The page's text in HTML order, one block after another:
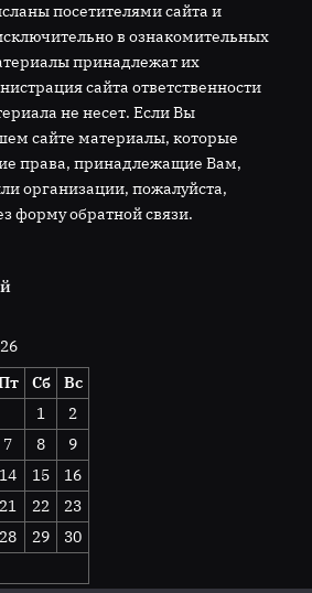
посетителями сайта и
в ознакомительных
принадлежат их
сайта ответственности
не несет. Если Вы
сайте материалы, которые
права, принадлежащие Вам,
организации, пожалуйста,
форму обратной связи.
Сб
Вс
1
2
7 8
9
14 15
16
21 22
23
28 29
30